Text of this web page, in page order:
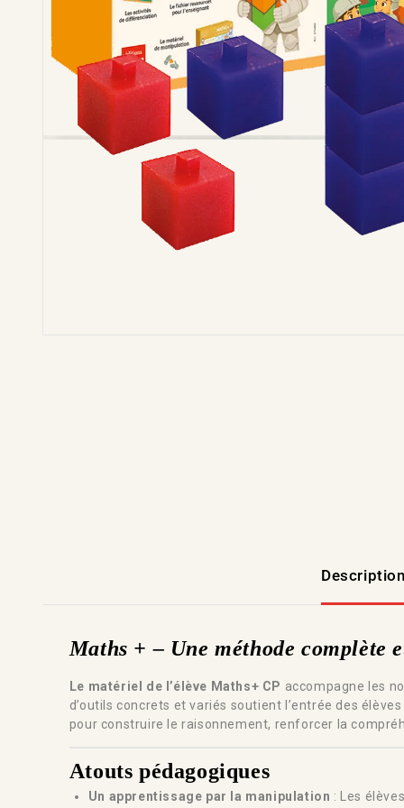
Maths + – Une méthode complète
Le matériel de l’élève Maths+ CP accompagne les
d’outils concrets et variés soutient l’entrée des
pour construire le raisonnement, renforcer la
Atouts pédagogiques
Un apprentissage par la manipulation : Les